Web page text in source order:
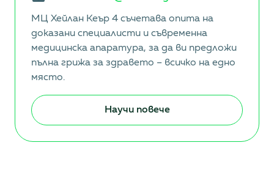
МЦ Хейлан Кеър 4 съчетава опита на
доказани специалисти и съвременна
медицинска апаратура, за да ви предложи
пълна грижа за здравето – всичко на едно
място.
Научи повече